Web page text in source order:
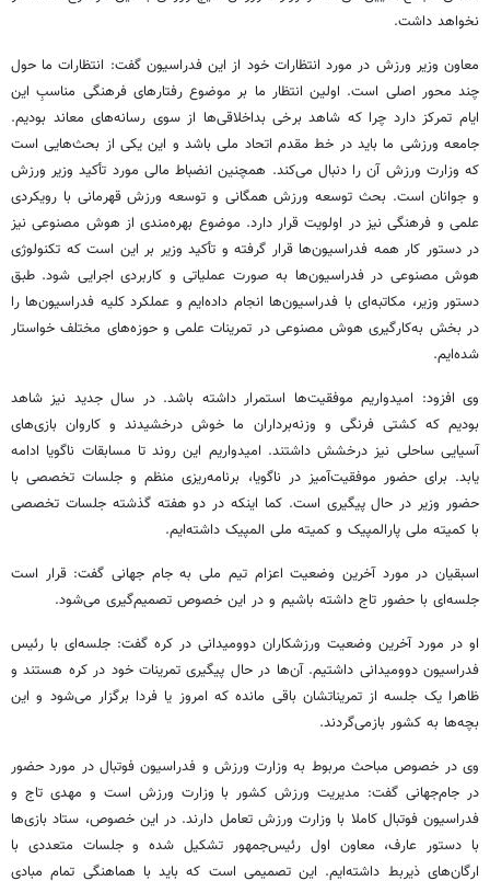
نخواهد داشت.
معاون وزیر ورزش در مورد انتظارات خود از این فدراسیون گفت: انتظارات ما حول
چند محور اصلی است. اولین انتظار ما بر موضوع رفتارهای فرهنگی مناسبِ این
ایام تمرکز دارد چرا که شاهد برخی بداخلاقی‌ها از سوی رسانه‌های معاند بودیم.
جامعه ورزشی ما باید در خط مقدم اتحاد ملی باشد و این یکی از بحث‌هایی است
که وزارت ورزش آن را دنبال می‌کند. همچنین انضباط مالی مورد تأکید وزیر ورزش
و جوانان است. بحث توسعه ورزش همگانی و توسعه ورزش قهرمانی با رویکردی
علمی و فرهنگی نیز در اولویت قرار دارد. موضوع بهره‌مندی از هوش مصنوعی نیز
در دستور کار همه فدراسیون‌ها قرار گرفته و تأکید وزیر بر این است که تکنولوژی
هوش مصنوعی در فدراسیون‌ها به صورت عملیاتی و کاربردی اجرایی شود. طبق
دستور وزیر، مکاتبه‌ای با فدراسیون‌ها انجام داده‌ایم و عملکرد کلیه فدراسیون‌ها را
در بخش به‌کارگیری هوش مصنوعی در تمرینات علمی و حوزه‌های مختلف خواستار
شده‌ایم.
وی افزود: امیدواریم موفقیت‌ها استمرار داشته باشد. در سال جدید نیز شاهد
بودیم که کشتی فرنگی و وزنه‌برداران ما خوش درخشیدند و کاروان بازی‌های
آسیایی ساحلی نیز درخشش داشتند. امیدواریم این روند تا مسابقات ناگویا ادامه
یابد. برای حضور موفقیت‌آمیز در ناگویا، برنامه‌ریزی منظم و جلسات تخصصی با
حضور وزیر در حال پیگیری است. کما اینکه در دو هفته گذشته جلسات تخصصی
با کمیته ملی پارالمپیک و کمیته ملی المپیک داشته‌ایم.
اسبقیان در مورد آخرین وضعیت اعزام تیم ملی به جام جهانی گفت: قرار است
جلسه‌ای با حضور تاج داشته باشیم و در این خصوص تصمیم‌گیری می‌شود.
او در مورد آخرین وضعیت ورزشکاران دوومیدانی در کره گفت: جلسه‌ای با رئیس
فدراسیون دوومیدانی داشتیم. آن‌ها در حال پیگیری تمرینات خود در کره هستند و
ظاهرا یک جلسه از تمریناتشان باقی مانده که امروز یا فردا برگزار می‌شود و این
بچه‌ها به کشور بازمی‌گردند.
وی در خصوص مباحث مربوط به وزارت ورزش و فدراسیون فوتبال در مورد حضور
در جام‌جهانی گفت: مدیریت ورزش کشور با وزارت ورزش است و مهدی تاج و
فدراسیون فوتبال کاملا با وزارت ورزش تعامل دارند. در این خصوص، ستاد بازی‌ها
با دستور عارف، معاون اول رئیس‌جمهور تشکیل شده و جلسات متعددی با
ارگان‌های ذیربط داشته‌ایم. این تصمیمی است که باید با هماهنگی تمام مبادی